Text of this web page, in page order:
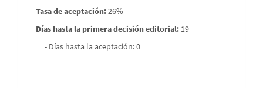
Tasa de aceptación:26%
Días hasta la primera decisión editorial: 19
- Días hasta la aceptación: 0